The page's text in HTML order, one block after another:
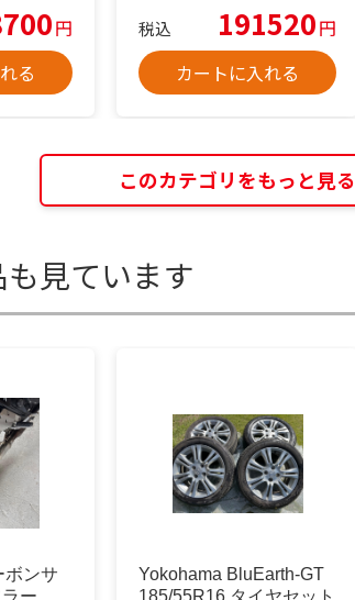
円
る
税込 191520円
カートに入れる
このカテゴリをもっと見る
見ています
ボンサ
Yokohama BluEarth-GT